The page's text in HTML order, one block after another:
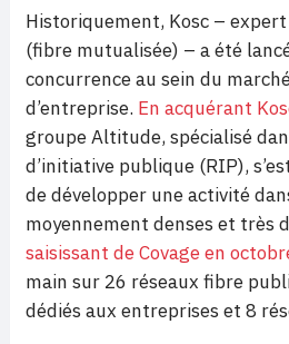
Historiquement, Kosc –
(fibre mutualisée) – a été
concurrence au sein du
d’entreprise. En acquérant
groupe Altitude, spécialisé
d’initiative publique (RIP),
de développer une activité
moyennement denses et très
saisissant de Covage en
main sur 26 réseaux fibre
dédiés aux entreprises et 8